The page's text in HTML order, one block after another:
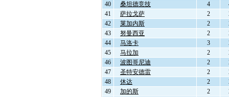
40
桑坦德竞技 4
41
萨拉戈萨 2
42
莱加内斯 2
43
努曼西亚 2
44
马洛卡 3
45
马拉加 2
46
波图哥尼迪 2
47
圣特安德雷 2
48
休达 2
49
加的斯 2